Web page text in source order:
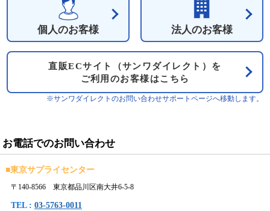
個人のお客様 法人のお客様
直販ECサイト（サンワダイレクト）を
ご利用のお客様はこちら
※サンワダイレクトのお問い合わせサポートページへ移動します。
お電話でのお問い合わせ
■東京サプライセンター
〒140-8566 東京都品川区南大井6-5-8
TEL : 03-5763-0011